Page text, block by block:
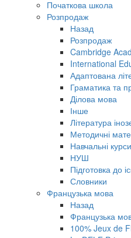
Початкова школа
Розпродаж
Назад
Розпродаж
Cambridge
International
Адаптована
Граматика та
Ділова мова
Інше
Література
Методичні
Навчальні курси
НУШ
Підготовка до
Словники
Французька мова
Назад
Французька
100% Jeux de